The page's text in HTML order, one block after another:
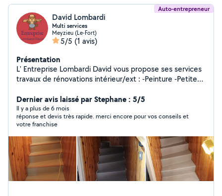
Auto-entrepreneur
David Lombardi
Multi services
Meyzieu (Le-Fort)
5/5 (1 avis)
Présentation
L' Entreprise Lombardi David vous propose ses services
travaux de rénovations intérieur/ext : -Peinture -Petite
Agencement intérieur/ext
Dernier avis laissé par Stephane : 5/5
Il y a plus de 6 mois
réponse et devis très rapide. merci encore pour vos conseils et
votre franchise